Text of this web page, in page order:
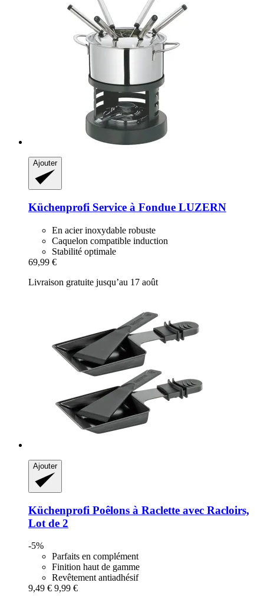
Ajouter
Küchenprofi Service à Fondue LUZERN
En acier inoxydable robuste
Caquelon compatible induction
Stabilité optimale
69,99 €
Livraison gratuite jusqu’au 17 août
Ajouter
Küchenprofi Poêlons à Raclette avec Racloirs,
Lot de 2
-5%
Parfaits en complément
Finition haut de gamme
Revêtement antiadhésif
9,49 € 9,99 €